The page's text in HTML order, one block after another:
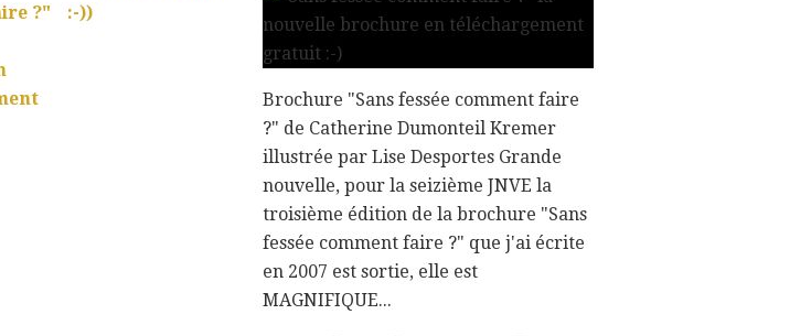
?"
:-))
Brochure "Sans fessée comment faire
?" de Catherine Dumonteil Kremer
illustrée par Lise Desportes Grande
nouvelle, pour la seizième JNVE la
troisième édition de la brochure "Sans
fessée comment faire ?" que j'ai écrite
en 2007 est sortie, elle est
MAGNIFIQUE...